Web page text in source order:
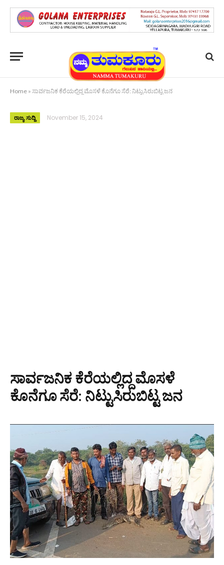
Home » ಸಾರ್ವಜನಿಕ ಕೆರೆಯಲ್ಲಿದ್ದ ಮೊಸಳೆ ಕೊನೆಗೂ ಸೆರೆ: ನಿಟ್ಟುಸಿರುಬಿಟ್ಟ ಜನ
ರಾಜ್ಯ ಸುದ್ದಿ November 15, 2024
ಸಾರ್ವಜನಿಕ ಕೆರೆಯಲ್ಲಿದ್ದ ಮೊಸಳೆ
ಕೊನೆಗೂ ಸೆರೆ: ನಿಟ್ಟುಸಿರುಬಿಟ್ಟ ಜನ